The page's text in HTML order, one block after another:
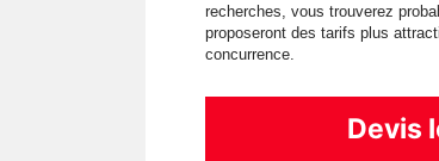
recherches, vous trouverez
proposeront des tarifs plus
concurrence.